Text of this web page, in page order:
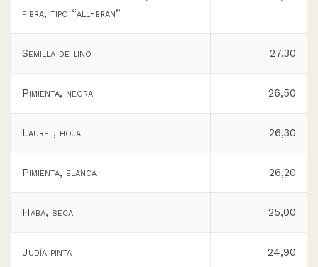
fibra, tipo “all-bran”
Semilla de lino 27,30
Pimienta, negra 26,50
Laurel, hoja 26,30
Pimienta, blanca 26,20
Haba, seca 25,00
Judía pinta 24,90